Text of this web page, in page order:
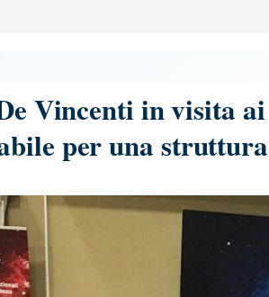
Vincenti in visita
per una